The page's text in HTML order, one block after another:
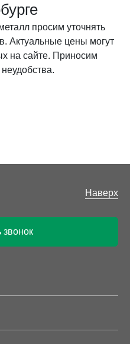
просим уточнять
Актуальные цены могут
на сайте. Приносим
Наверх
звонок